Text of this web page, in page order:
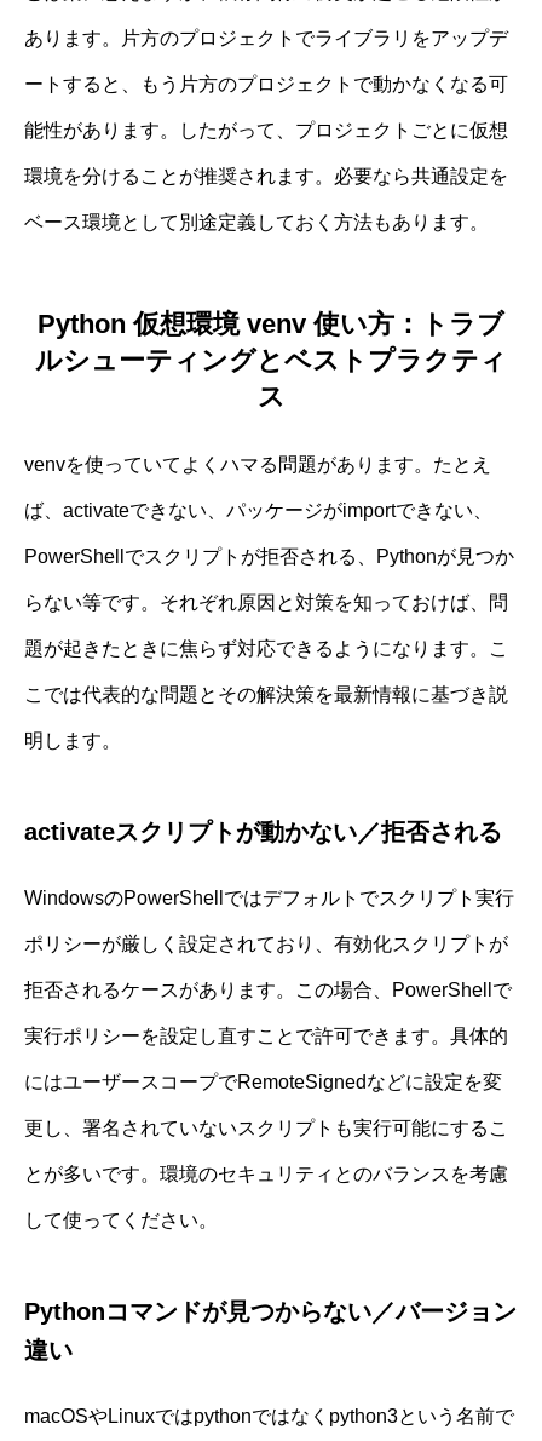
あります。片方のプロジェクトでライブラリをアップデ
ートすると、もう片方のプロジェクトで動かなくなる可
能性があります。したがって、プロジェクトごとに仮想
環境を分けることが推奨されます。必要なら共通設定を
ベース環境として別途定義しておく方法もあります。
Python 仮想環境 venv 使い方：トラブ
ルシューティングとベストプラクティ
ス
venvを使っていてよくハマる問題があります。たとえ
ば、activateできない、パッケージがimportできない、
PowerShellでスクリプトが拒否される、Pythonが見つか
らない等です。それぞれ原因と対策を知っておけば、問
題が起きたときに焦らず対応できるようになります。こ
こでは代表的な問題とその解決策を最新情報に基づき説
明します。
activateスクリプトが動かない／拒否される
WindowsのPowerShellではデフォルトでスクリプト実行
ポリシーが厳しく設定されており、有効化スクリプトが
拒否されるケースがあります。この場合、PowerShellで
実行ポリシーを設定し直すことで許可できます。具体的
にはユーザースコープでRemoteSignedなどに設定を変
更し、署名されていないスクリプトも実行可能にするこ
とが多いです。環境のセキュリティとのバランスを考慮
して使ってください。
Pythonコマンドが見つからない／バージョン
違い
macOSやLinuxではpythonではなくpython3という名前で